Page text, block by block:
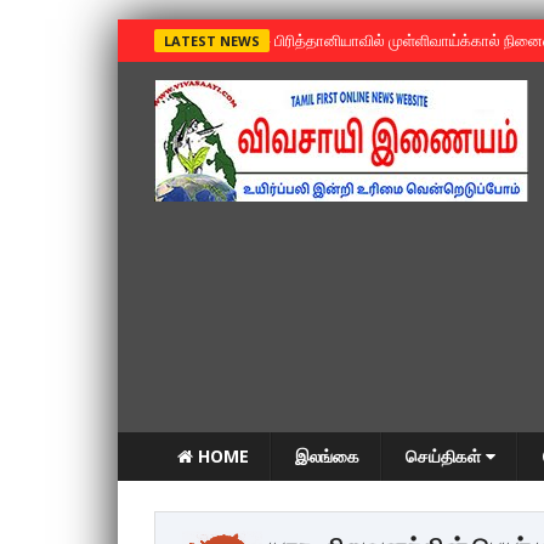
LATEST NEWS »பிரித்தானியாவில் முள்ளிவாய்க்கால்
HOME இலங்கை செய்திகள்